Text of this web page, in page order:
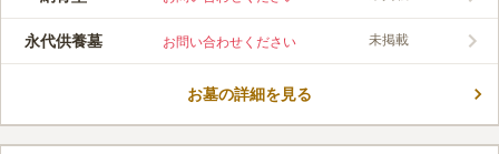
一般墓所です。永代供養墓や納骨堂があり、後継ぎのいない方や
家族に負担をかけたくない方におすすめです。ペットと一緒に入
れる区画があります。大事なペットと一緒に眠りたいと考えてい
る方は一度足を運んでみてはいかがでしょうか。
みんなの評価
4.0
永代供養墓 お問い合わせください 未掲載
お墓の詳細を見る